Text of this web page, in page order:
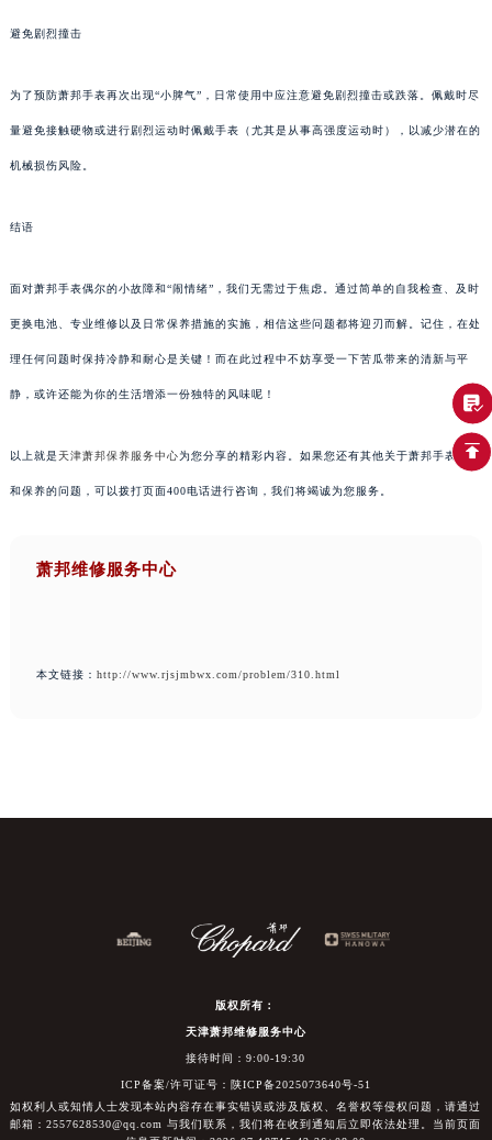
避免剧烈撞击
为了预防萧邦手表再次出现“小脾气”，日常使用中应注意避免剧烈撞击或跌落。佩戴时尽
量避免接触硬物或进行剧烈运动时佩戴手表（尤其是从事高强度运动时），以减少潜在的
机械损伤风险。
结语
面对萧邦手表偶尔的小故障和“闹情绪”，我们无需过于焦虑。通过简单的自我检查、及时
更换电池、专业维修以及日常保养措施的实施，相信这些问题都将迎刃而解。记住，在处
理任何问题时保持冷静和耐心是关键！而在此过程中不妨享受一下苦瓜带来的清新与平
静，或许还能为你的生活增添一份独特的风味呢！
以上就是天津萧邦保养服务中心为您分享的精彩内容。如果您还有其他关于萧邦手表维护
和保养的问题，可以拨打页面400电话进行咨询，我们将竭诚为您服务。
萧邦维修服务中心
本文链接： http://www.rjsjmbwx.com/problem/310.html
版权所有：
天津萧邦维修服务中心
接待时间：9:00-19:30
ICP备案/许可证号：陕ICP备2025073640号-51
如权利人或知情人士发现本站内容存在事实错误或涉及版权、名誉权等侵权问题，请通过
邮箱：2557628530@qq.com 与我们联系，我们将在收到通知后立即依法处理。当前页面